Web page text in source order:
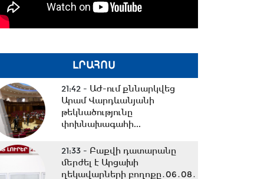
ԼՐԱՀՈՍ
21:42 - ԱԺ-ում քննարկվեց
Արամ Վարդևանյանի
թեկնածությունը
փոխնախագահի...
21:33 - Բաքվի դատարանը
մերժել է Արցախի
ղեկավարների բողոքը․06․08․